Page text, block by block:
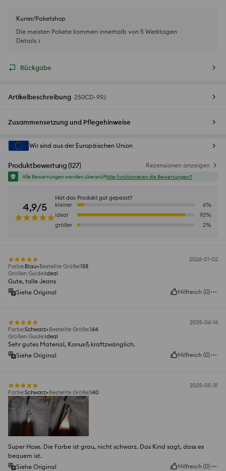
Kurier/Paketshop
Die meisten Pakete kommen innerhalb von 5 Werktagen
Details >
Rückgabe
Artikelbeschreibung 250CD-99J
Zusammensetzung und Pflegehinweise
Wir sind aus der Europäischen Union
Produktbewertung(127) Rezensionen anzeigen
Alle Bewertungen werden überprüftWie funktionieren die Bewertungen?
4,9/5
Hat das Produkt gut gepasst?
kleiner
6%
ideal
92%
größer
2%
2026-01-02
Farbe:Blau Bestellte Größe:158
Größen Guide:ideal
Gute, tolle Jeans
Siehe Original
Hilfreich (0)
2025-06-16
Farbe:Schwarz Bestellte Größe:164
Größen Guide:ideal
Sehr gutes Material, Konus💪kraftzwänglich.
Siehe Original
Hilfreich (0)
2025-05-31
Farbe:Schwarz Bestellte Größe:140
Super Hose. Die Farbe ist grau, nicht schwarz. Das Kind sagt, dass es
bequem ist.
Siehe Original
Hilfreich (0)